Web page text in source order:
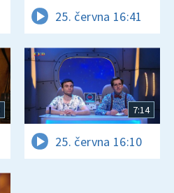
25. června 16:41
7:14
25. června 16:10